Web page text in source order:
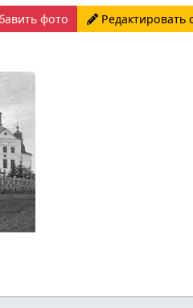
фото Редактировать